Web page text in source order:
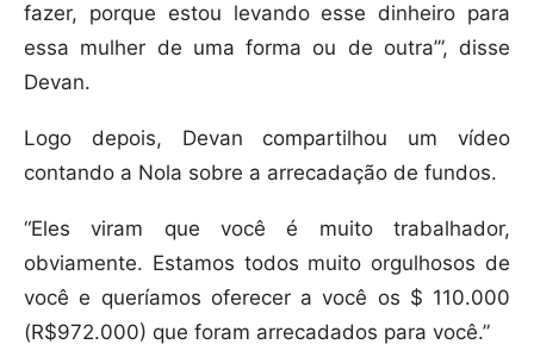
fazer, porque estou levando esse dinheiro para
essa mulher de uma forma ou de outra’”, disse
Devan.
Logo depois, Devan compartilhou um vídeo
contando a Nola sobre a arrecadação de fundos.
“Eles viram que você é muito trabalhador,
obviamente. Estamos todos muito orgulhosos de
você e queríamos oferecer a você os $ 110.000
(R$972.000) que foram arrecadados para você.”